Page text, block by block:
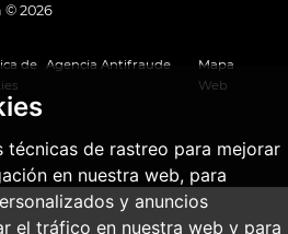
técnicas de rastreo para mejorar
en nuestra web, para
y anuncios
el tráfico en nuestra web y para
© 2026
de Agencia Antifraude
Mapa
Web